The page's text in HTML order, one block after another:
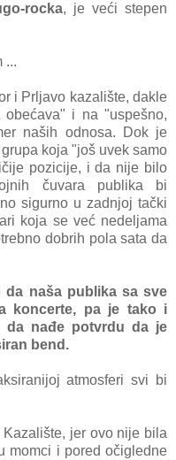
rocka, je veći stepen
...
i Prljavo kazalište, dakle
i na "uspešno,
naših odnosa. Dok je
koja "još uvek samo
pozicije, i da nije bilo
čuvara publika bi
sigurno u zadnjoj tački
koja se već nedeljama
dobrih pola sata da
naša publika sa sve
koncerte, pa je tako i
da nađe potvrdu da je
bend.
atmosferi svi bi
jer ovo nije bila
momci i pored očigledne